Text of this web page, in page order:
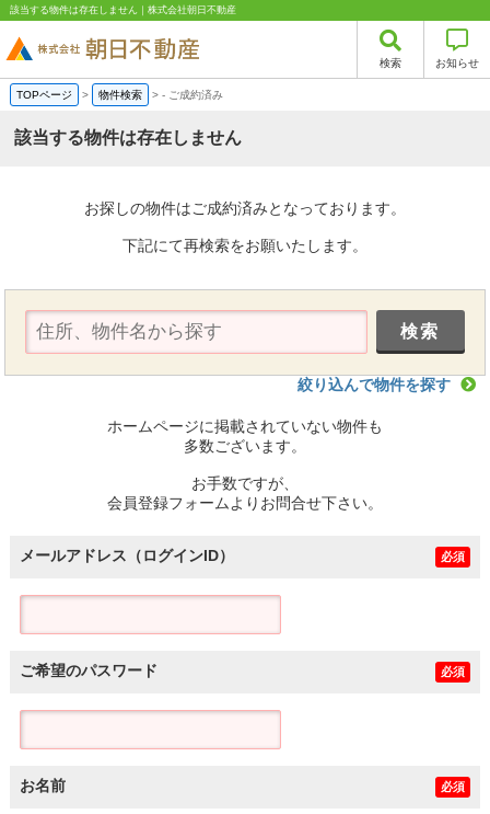
該当する物件は存在しません｜株式会社朝日不動産
検索 お知らせ
TOPページ > 物件検索 >- ご成約済み
該当する物件は存在しません
お探しの物件はご成約済みとなっております。
下記にて再検索をお願いたします。
絞り込んで物件を探す
ホームページに掲載されていない物件も
多数ございます。
お手数ですが、
会員登録フォームよりお問合せ下さい。
メールアドレス（ログインID） 必須
ご希望のパスワード 必須
お名前 必須